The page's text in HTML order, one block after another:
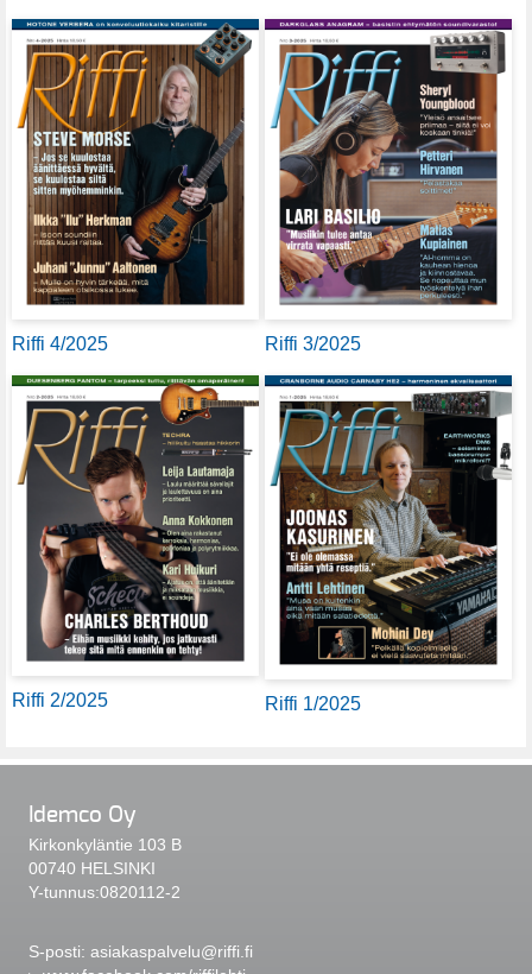
Riffi 4/2025 Riffi 3/2025
Riffi 2/2025 Riffi 1/2025
Idemco Oy
Kirkonkyläntie 103 B
00740 HELSINKI
Y-tunnus:0820112-2
S-posti: asiakaspalvelu@riffi.fi